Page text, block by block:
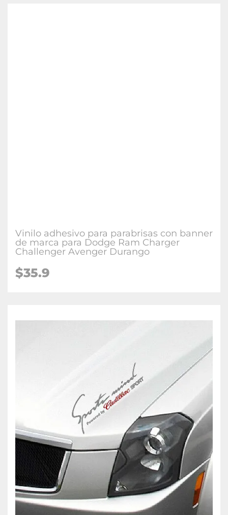
Vinilo adhesivo para parabrisas con banner
de marca para Dodge Ram Charger
Challenger Avenger Durango
$35.9